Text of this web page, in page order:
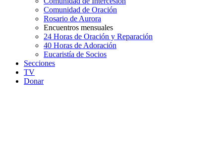
Comunidad de Oración
Rosario de Aurora
Encuentros mensuales
24 Horas de Oración y Reparación
40 Horas de Adoración
Eucaristía de Socios
Secciones
TV
Donar